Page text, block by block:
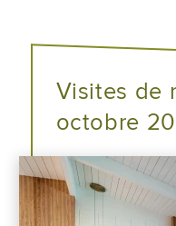
Visites de
octobre